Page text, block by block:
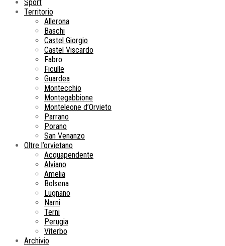
Sport
Territorio
Allerona
Baschi
Castel Giorgio
Castel Viscardo
Fabro
Ficulle
Guardea
Montecchio
Montegabbione
Monteleone d’Orvieto
Parrano
Porano
San Venanzo
Oltre l’orvietano
Acquapendente
Alviano
Amelia
Bolsena
Lugnano
Narni
Terni
Perugia
Viterbo
Archivio